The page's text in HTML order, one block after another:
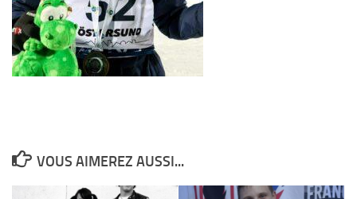
VOUS AIMEREZ AUSSI...